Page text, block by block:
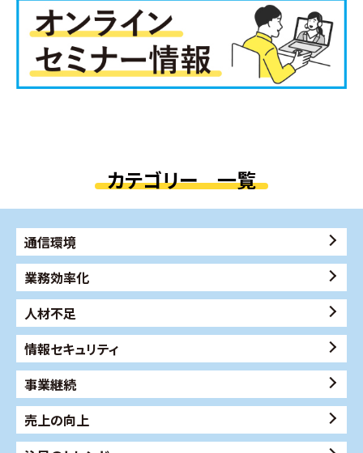
カテゴリー 一覧
通信環境
業務効率化
人材不足
情報セキュリティ
事業継続
売上の向上